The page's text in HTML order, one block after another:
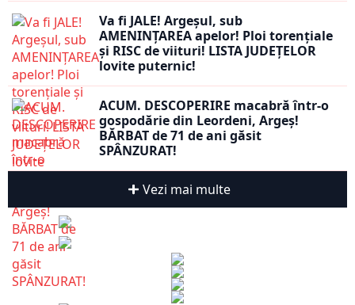
Va fi JALE! Argeșul, sub
AMENINȚAREA apelor! Ploi torențiale
și RISC de viituri! LISTA JUDEȚELOR
lovite puternic!
ACUM. DESCOPERIRE macabră într-o
gospodărie din Leordeni, Argeș!
BĂRBAT de 71 de ani găsit
SPÂNZURAT!
Vezi mai multe